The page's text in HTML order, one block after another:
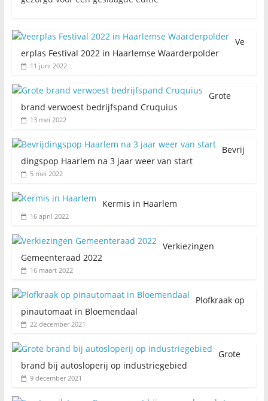
Ve
erplas Festival 2022 in Haarlemse Waarderpolder
11 juni 2022
Grote
brand verwoest bedrijfspand Cruquius
13 mei 2022
Bevrij
dingspop Haarlem na 3 jaar weer van start
5 mei 2022
Kermis in Haarlem
16 april 2022
Verkiezingen
Gemeenteraad 2022
16 maart 2022
Plofkraak op
pinautomaat in Bloemendaal
22 december 2021
Grote
brand bij autosloperij op industriegebied
9 december 2021